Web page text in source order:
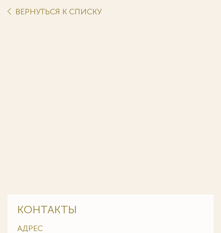
ВЕРНУТЬСЯ К СПИСКУ
КОНТАКТЫ
АДРЕС